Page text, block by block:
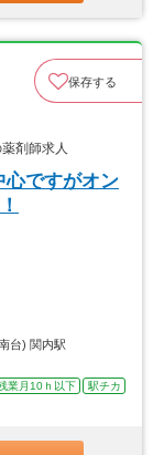
保存する
剤師求人
心ですがオン
台) 関内駅
業月10ｈ以下
駅チカ